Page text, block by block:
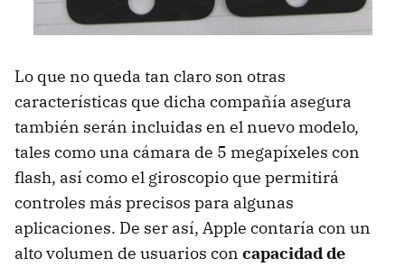
Lo que no queda tan claro son otras
características que dicha compañía asegura
también serán incluidas en el nuevo modelo,
tales como una cámara de 5 megapíxeles con
flash, así como el giroscopio que permitirá
controles más precisos para algunas
aplicaciones. De ser así, Apple contaría con un
alto volumen de usuarios con capacidad de